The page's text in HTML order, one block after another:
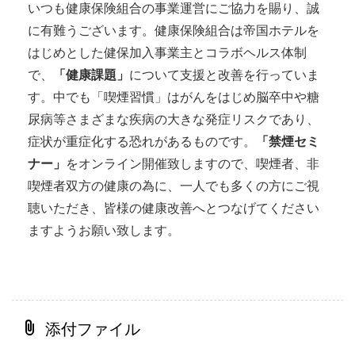
いつも健康保険組合の事業運営にご協力を賜り、誠
に有難うございます。健康保険組合は帝国ホテルを
はじめとした健保加入事業主とコラボヘルス体制
で、
「健康課題」 について支援と改善を行っていま
す。中でも「喫煙習慣」はがんをはじめ脳卒中や糖
尿病等さまざまな疾病の大きな発症リスクであり、
症状が重症化する恐れがあるものです。
「禁煙セミ
ナー」 をオンライン開催致しますので、喫煙者、非
喫煙者双方の健康の為に、一人でも多くの方にご視
聴いただき、皆様の健康改善へとつなげてください
ますようお願い致します。
添付ファイル